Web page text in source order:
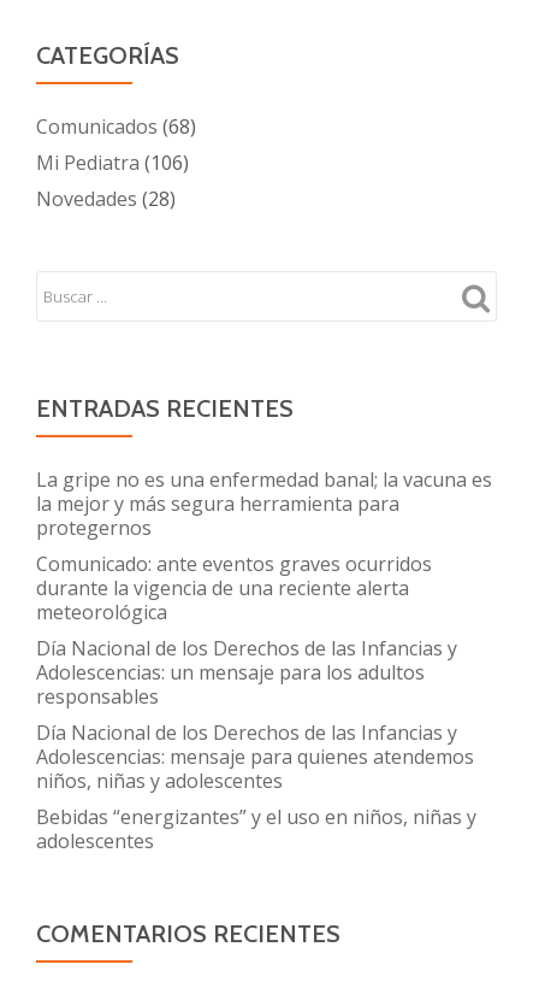
CATEGORÍAS
Comunicados (68)
Mi Pediatra (106)
Novedades (28)
ENTRADAS RECIENTES
La gripe no es una enfermedad banal; la vacuna es
la mejor y más segura herramienta para
protegernos
Comunicado: ante eventos graves ocurridos
durante la vigencia de una reciente alerta
meteorológica
Día Nacional de los Derechos de las Infancias y
Adolescencias: un mensaje para los adultos
responsables
Día Nacional de los Derechos de las Infancias y
Adolescencias: mensaje para quienes atendemos
niños, niñas y adolescentes
Bebidas “energizantes” y el uso en niños, niñas y
adolescentes
COMENTARIOS RECIENTES